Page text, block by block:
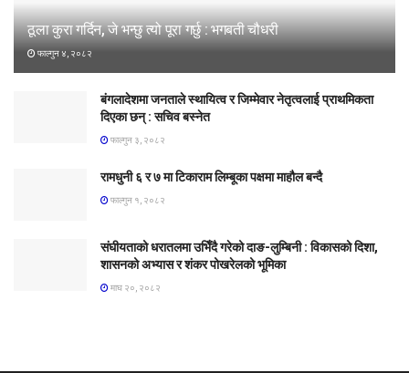
ठूला कुरा गर्दिन, जे भन्छु त्यो पूरा गर्छु : भगबती चौधरी
फाल्गुन ४, २०८२
बंगलादेशमा जनताले स्थायित्व र जिम्मेवार नेतृत्वलाई प्राथमिकता
दिएका छन् : सचिव बस्नेत
फाल्गुन ३, २०८२
रामधुनी ६ र ७ मा टिकाराम लिम्बूका पक्षमा माहौल बन्दै
फाल्गुन १, २०८२
संघीयताको धरातलमा उभिँदै गरेको दाङ-लुम्बिनी : विकासको दिशा,
शासनको अभ्यास र शंकर पोखरेलको भूमिका
माघ २०, २०८२